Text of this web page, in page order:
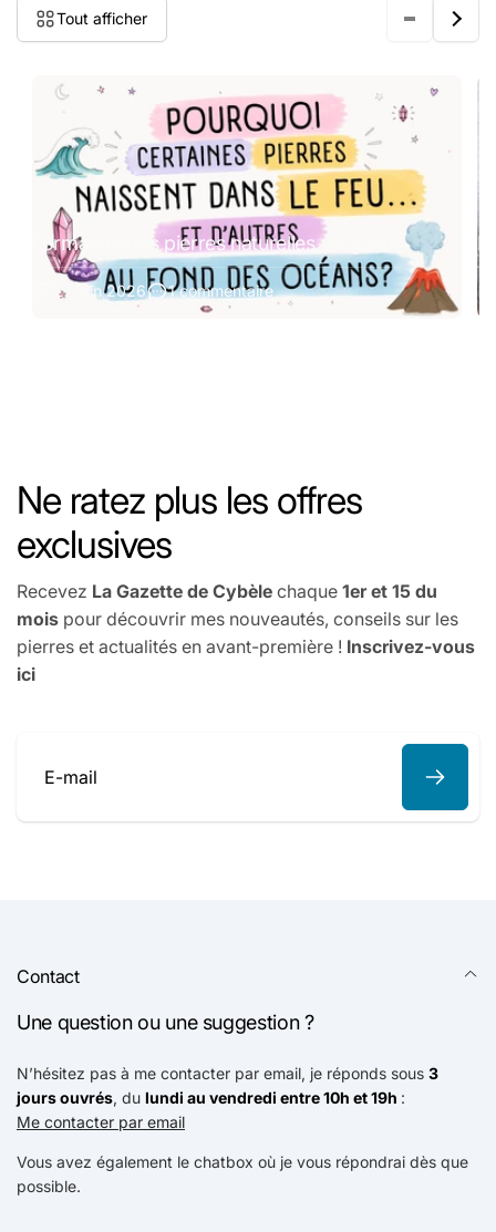
Tout afficher
Formation des pierres naturelles : le guide
27 juin 2026 1 commentaire
Ne ratez plus les offres
exclusives
Recevez La Gazette de Cybèle chaque 1er et 15 du
mois pour découvrir mes nouveautés, conseils sur les
pierres et actualités en avant-première ! Inscrivez-vous
ici
E-
Contact
Une question ou une suggestion ?
N’hésitez pas à me contacter par email, je réponds sous 3
jours ouvrés, du lundi au vendredi entre 10h et 19h :
Me contacter par email
Vous avez également le chatbox où je vous répondrai dès que
possible.